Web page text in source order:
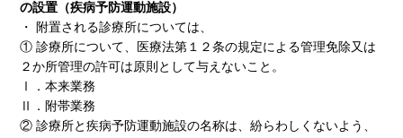
の設置（疾病予防運動施設）
・ 附置される診療所については、
① 診療所について、医療法第１２条の規定による管理免除又は
２か所管理の許可は原則として与えないこと。
Ⅰ．本来業務
Ⅱ．附帯業務
② 診療所と疾病予防運動施設の名称は、紛らわしくないよう、